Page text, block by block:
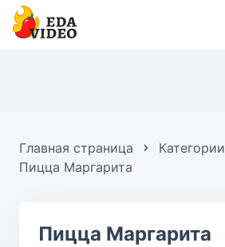
Главная страница Категории
Пицца Маргарита
Пицца Маргарита